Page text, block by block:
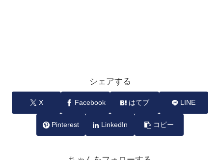
シェアする
X Facebook はてブ LINE
Pinterest LinkedIn コピー